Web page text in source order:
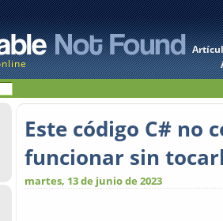
Este código C# no
funcionar sin
martes, 13 de junio de 2023